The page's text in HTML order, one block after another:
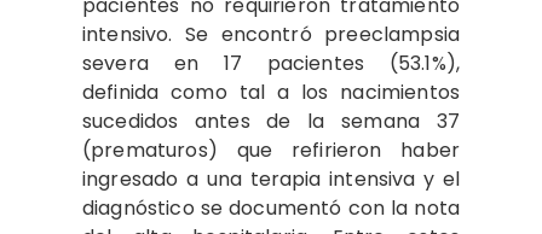
pacientes no requirieron tratamiento
intensivo. Se encontró preeclampsia
severa en 17 pacientes (53.1%),
definida como tal a los nacimientos
sucedidos antes de la semana 37
(prematuros) que refirieron haber
ingresado a una terapia intensiva y el
diagnóstico se documentó con la nota